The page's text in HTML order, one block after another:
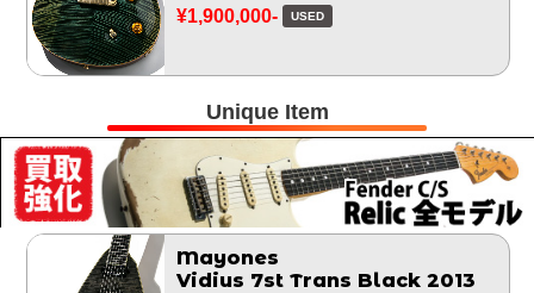
¥1,900,000- USED
Unique Item
Mayones
Vidius 7st Trans Black 2013